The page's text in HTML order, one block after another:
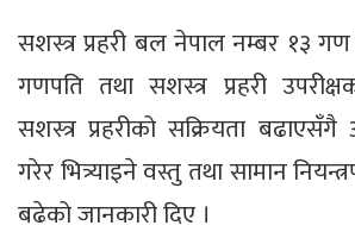
सशस्त्र प्रहरी बल नेपाल नम्बर १३ गण
गणपति तथा सशस्त्र प्रहरी
सशस्त्र प्रहरीको सक्रियता
गरेर भित्र्याइने वस्तु तथा सामान
बढेको जानकारी दिए ।